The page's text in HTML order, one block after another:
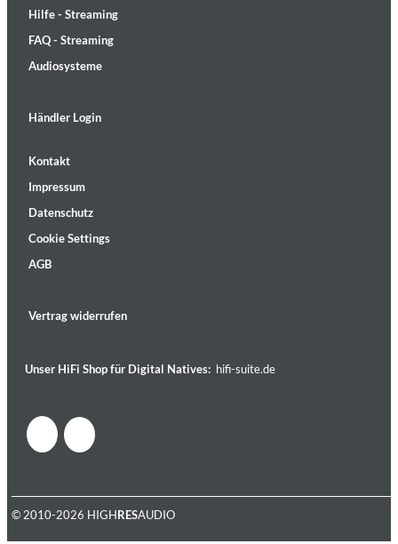
Hilfe - Streaming
FAQ - Streaming
Audiosysteme
Händler Login
Kontakt
Impressum
Datenschutz
Cookie Settings
AGB
Vertrag widerrufen
Unser HiFi Shop für Digital Natives: hifi-suite.de
© 2010-2026 HIGHRESAUDIO